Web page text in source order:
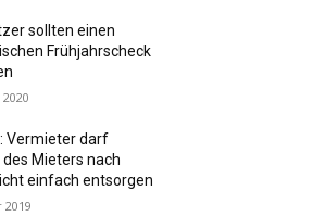
sollten einen
Frühjahrscheck
Vermieter darf
des Mieters nach
einfach entsorgen